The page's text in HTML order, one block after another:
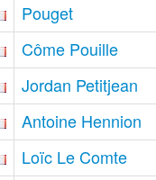
Pouget
Côme Pouille
Jordan Petitjean
Antoine Hennion
Loïc Le Comte